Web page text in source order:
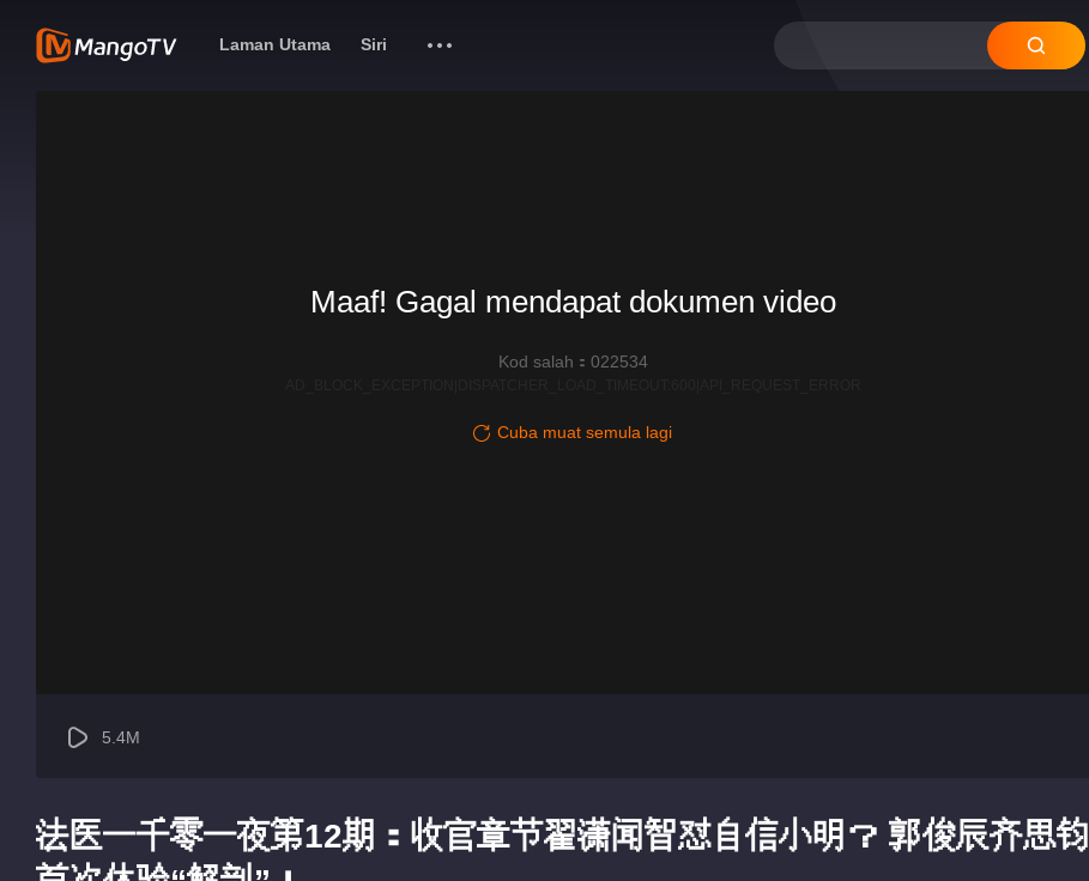
Laman Utama Siri
Maaf! Gagal mendapat dokumen video
Kod salah：022534
Cuba muat semula lagi
5.4M
法医一千零一夜第12期：收官章节翟潇闻智怼自信小明？ 郭俊辰齐思钧